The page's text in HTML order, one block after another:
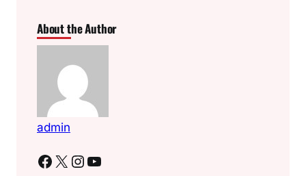
About the Author
admin
Facebook X Instagram YouTube